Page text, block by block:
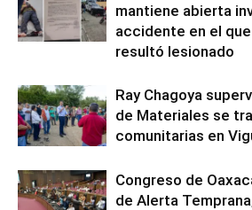
mantiene abierta
accidente en el
resultó lesionado
Ray Chagoya
de Materiales se
comunitarias en
Congreso de
de Alerta